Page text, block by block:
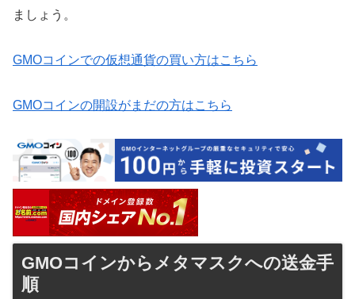
ましょう。
GMOコインでの仮想通貨の買い方はこちら
GMOコインの開設がまだの方はこちら
GMOコインからメタマスクへの送金手
順